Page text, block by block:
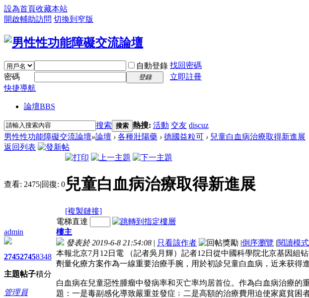
設為首頁收藏本站
開啟輔助訪問 切換到窄版
自動登錄 找回密碼
密碼
登錄
立即註冊
快捷導航
論壇BBS
搜索 搜索 熱搜: 活動 交友 discuz
男性性功能障礙交流論壇»論壇 › 各種壯陽藥 › 德國益粒可 › 兒童白血病治療取得新進展
返回列表
查看: 2475|回復: 0 兒童白血病治療取得新進展
[複製鏈接]
admin
2745
主題
2745
帖子
8348
積分
管理員
電梯直達
樓主
發表於 2019-6-8 21:54:08 | 只看該作者 |倒序瀏覽 |閱讀模式
本報北京7月12日電 （記者吳月輝）記者12日從中國科學院北京基因
劑量化療方案作為一線重要治療手腕，用於初診兒童白血病，近来获得進
白血病在兒童惡性腫瘤中發病率和灭亡率均居首位。作為白血病治療的
題：一是毒副感化導致嚴重並發症﹔二是高額的治療費用迫使家庭貧困